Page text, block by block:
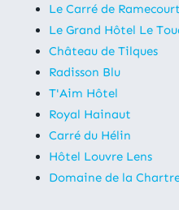
Le Carré de Ramecourt
Le Grand Hôtel Le
Château de Tilques
Radisson Blu
T'Aim Hôtel
Royal Hainaut
Carré du Hélin
Hôtel Louvre Lens
Domaine de la